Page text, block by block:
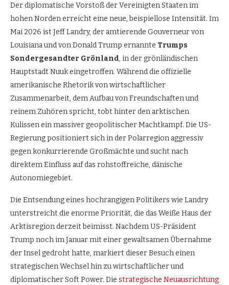
Der diplomatische Vorstoß der Vereinigten Staaten im
hohen Norden erreicht eine neue, beispiellose Intensität. Im
Mai 2026 ist Jeff Landry, der amtierende Gouverneur von
Louisiana und von Donald Trump ernannte Trumps
Sondergesandter Grönland, in der grönländischen
Hauptstadt Nuuk eingetroffen. Während die offizielle
amerikanische Rhetorik von wirtschaftlicher
Zusammenarbeit, dem Aufbau von Freundschaften und
reinem Zuhören spricht, tobt hinter den arktischen
Kulissen ein massiver geopolitischer Machtkampf. Die US-
Regierung positioniert sich in der Polarregion aggressiv
gegen konkurrierende Großmächte und sucht nach
direktem Einfluss auf das rohstoffreiche, dänische
Autonomiegebiet.
Die Entsendung eines hochrangigen Politikers wie Landry
unterstreicht die enorme Priorität, die das Weiße Haus der
Arktisregion derzeit beimisst. Nachdem US-Präsident
Trump noch im Januar mit einer gewaltsamen Übernahme
der Insel gedroht hatte, markiert dieser Besuch einen
strategischen Wechsel hin zu wirtschaftlicher und
diplomatischer Soft Power. Die strategische Neuausrichtung